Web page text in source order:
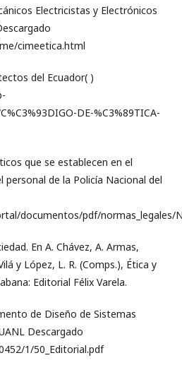
Electricistas y Electrónicos
cimeetica.html
del Ecuador( )
DE-%C3%89TICA-
que se establecen en el
de la Policía Nacional del
documentos/pdf/normas_legales/
En A. Chávez, A. Armas,
y López, L. R. (Comps.), Ética y
Editorial Félix Varela.
de Diseño de Sistemas
Descargado
1/50_Editorial.pdf